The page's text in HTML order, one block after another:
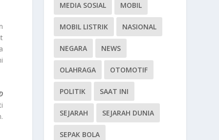
MEDIA SOSIAL MOBIL
MOBIL LISTRIK NASIONAL
NEGARA NEWS
OLAHRAGA OTOMOTIF
POLITIK SAAT INI
SEJARAH SEJARAH DUNIA
SEPAK BOLA